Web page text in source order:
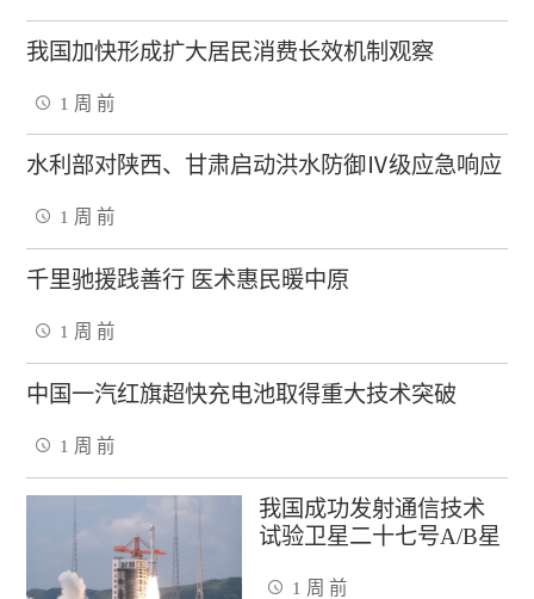
我国加快形成扩大居民消费长效机制观察
1 周 前
水利部对陕西、甘肃启动洪水防御Ⅳ级应急响应
1 周 前
千里驰援践善行 医术惠民暖中原
1 周 前
中国一汽红旗超快充电池取得重大技术突破
1 周 前
我国成功发射通信技术
试验卫星二十七号A/B星
1 周 前